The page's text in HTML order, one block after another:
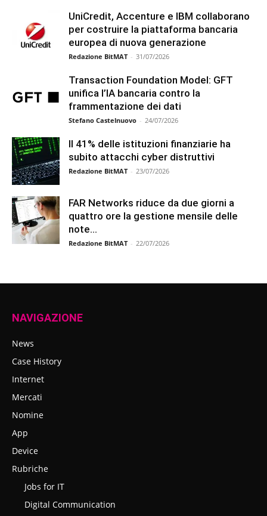
UniCredit, Accenture e IBM collaborano
per costruire la piattaforma bancaria
europea di nuova generazione
Redazione BitMAT - 31/07/2026
Transaction Foundation Model: GFT
unifica l’IA bancaria contro la
frammentazione dei dati
Stefano Castelnuovo - 24/07/2026
Il 41% delle istituzioni finanziarie ha
subito attacchi cyber distruttivi
Redazione BitMAT - 23/07/2026
FAR Networks riduce da due giorni a
quattro ore la gestione mensile delle
note...
Redazione BitMAT - 22/07/2026
NAVIGAZIONE
News
Case History
Internet
Mercati
Nomine
App
Device
Rubriche
Jobs for IT
Digital Communication